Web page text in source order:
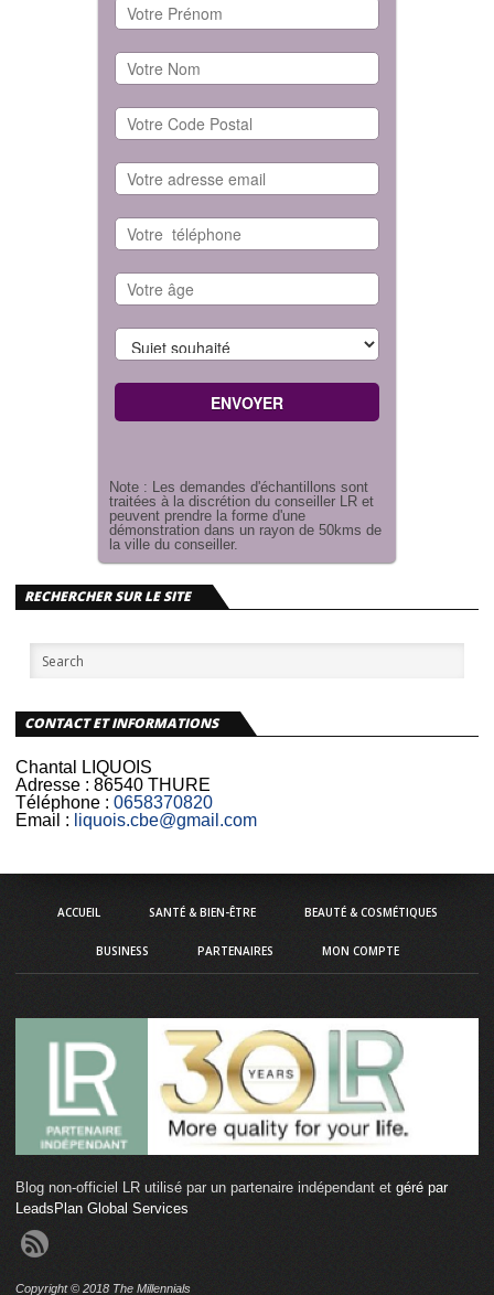
Note : Les demandes d'échantillons sont
traitées à la discrétion du conseiller LR et
peuvent prendre la forme d'une
démonstration dans un rayon de 50kms de
la ville du conseiller.
RECHERCHER SUR LE SITE
CONTACT ET INFORMATIONS
Chantal LIQUOIS
Adresse : 86540 THURE
Téléphone : 0658370820
Email : liquois.cbe@gmail.com
ACCUEIL SANTÉ & BIEN-ÊTRE BEAUTÉ & COSMÉTIQUES
BUSINESS PARTENAIRES MON COMPTE
Blog non-officiel LR utilisé par un partenaire indépendant et géré par
LeadsPlan Global Services
Copyright © 2018 The Millennials